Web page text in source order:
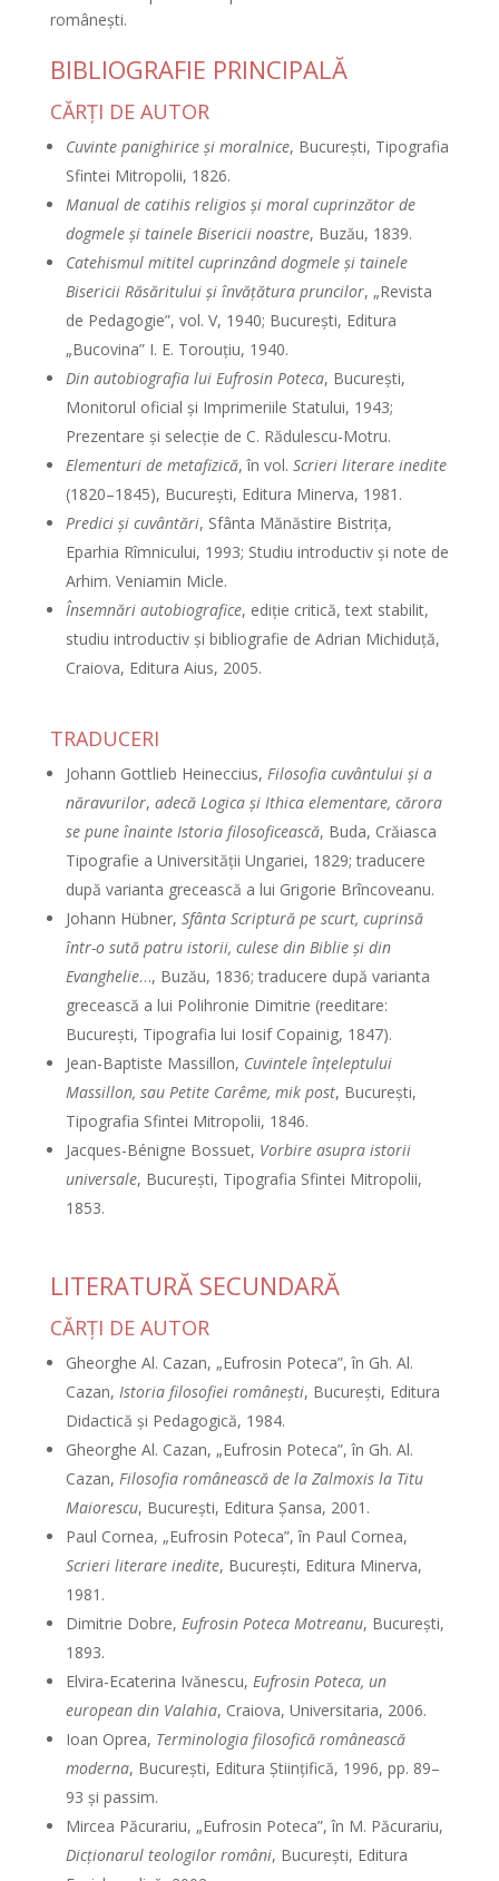
româneşti.
BIBLIOGRAFIE PRINCIPALĂ
CĂRŢI DE AUTOR
Cuvinte panighirice şi moralnice, Bucureşti, Tipografia
Sfintei Mitropolii, 1826.
Manual de catihis religios şi moral cuprinzător de
dogmele şi tainele Bisericii noastre, Buzău, 1839.
Catehismul mititel cuprinzând dogmele şi tainele
Bisericii Răsăritului şi învăţătura pruncilor, „Revista
de Pedagogie”, vol. V, 1940; Bucureşti, Editura
„Bucovina” I. E. Torouţiu, 1940.
Din autobiografia lui Eufrosin Poteca, Bucureşti,
Monitorul oficial şi Imprimeriile Statului, 1943;
Prezentare şi selecţie de C. Rădulescu-Motru.
Elementuri de metafizică, în vol. Scrieri literare inedite
(1820–1845), Bucureşti, Editura Minerva, 1981.
Predici şi cuvântări, Sfânta Mănăstire Bistriţa,
Eparhia Rîmnicului, 1993; Studiu introductiv şi note de
Arhim. Veniamin Micle.
Însemnări autobiografice, ediţie critică, text stabilit,
studiu introductiv şi bibliografie de Adrian Michiduţă,
Craiova, Editura Aius, 2005.
TRADUCERI
Johann Gottlieb Heineccius, Filosofia cuvântului şi a
năravurilor, adecă Logica şi Ithica elementare, cărora
se pune înainte Istoria filosoficească, Buda, Crăiasca
Tipografie a Universităţii Ungariei, 1829; traducere
după varianta grecească a lui Grigorie Brîncoveanu.
Johann Hübner, Sfânta Scriptură pe scurt, cuprinsă
într-o sută patru istorii, culese din Biblie şi din
Evanghelie…, Buzău, 1836; traducere după varianta
grecească a lui Polihronie Dimitrie (reeditare:
Bucureşti, Tipografia lui Iosif Copainig, 1847).
Jean-Baptiste Massillon, Cuvintele înţeleptului
Massillon, sau Petite Carême, mik post, Bucureşti,
Tipografia Sfintei Mitropolii, 1846.
Jacques-Bénigne Bossuet, Vorbire asupra istorii
universale, Bucureşti, Tipografia Sfintei Mitropolii,
1853.
LITERATURĂ SECUNDARĂ
CĂRŢI DE AUTOR
Gheorghe Al. Cazan, „Eufrosin Poteca”, în Gh. Al.
Cazan, Istoria filosofiei româneşti, Bucureşti, Editura
Didactică şi Pedagogică, 1984.
Gheorghe Al. Cazan, „Eufrosin Poteca”, în Gh. Al.
Cazan, Filosofia românească de la Zalmoxis la Titu
Maiorescu, Bucureşti, Editura Şansa, 2001.
Paul Cornea, „Eufrosin Poteca”, în Paul Cornea,
Scrieri literare inedite, Bucureşti, Editura Minerva,
1981.
Dimitrie Dobre, Eufrosin Poteca Motreanu, Bucureşti,
1893.
Elvira-Ecaterina Ivănescu, Eufrosin Poteca, un
european din Valahia, Craiova, Universitaria, 2006.
Ioan Oprea, Terminologia filosofică românească
moderna, Bucureşti, Editura Ştiinţifică, 1996, pp. 89–
93 şi passim.
Mircea Păcurariu, „Eufrosin Poteca”, în M. Păcurariu,
Dicţionarul teologilor români, Bucureşti, Editura